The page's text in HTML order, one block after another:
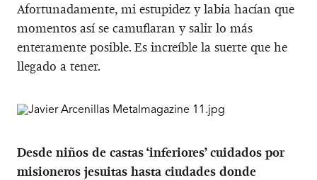
Afortunadamente, mi estupidez y labia hacían que
momentos así se camuflaran y salir lo más
enteramente posible. Es increíble la suerte que he
llegado a tener.
Desde niños de castas ‘inferiores’ cuidados por
misioneros jesuitas hasta ciudades donde